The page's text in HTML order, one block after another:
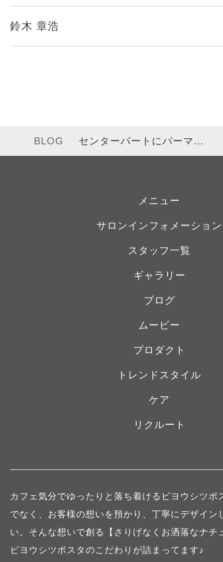
鈴木 章浩
BLOG センターパートにパーマ…
メニュー
サロンインフォメーション
スタッフ一覧
ギャラリー
ブログ
ムービー
プロダクト
トレンドスタイル
ケア
リクルート
カフェ気分でゆったりと落ち着けるビヨウシツ
でなく、お客様の想いを預かり、丁寧にデザイン
い。そんな想いで創る【さりげなくお洒落なナチ
ビヨウシツポスタのこだわりが詰まってます♪